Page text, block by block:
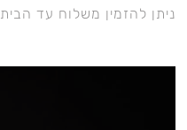
ניתן להזמין משלוח עד הבית